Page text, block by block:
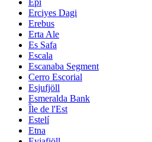
Erciyes Dagi
Erebus
Erta Ale
Es Safa
Escala
Escanaba Segment
Cerro Escorial
Esjufjöll
Esmeralda Bank
Île de l'Est
Estelí
Etna